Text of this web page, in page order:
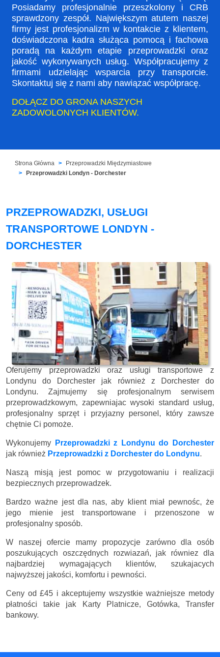
Posiadamy profesjonalnie przeszkolony i CRB
sprawdzony zespół. Największym atutem naszej
firmy jest profesjonalizm w kontakcie z klientem,
doświadczona kadra służąca pomocą i fachowa
poradą na każdym etapie przeprowadzki oraz
jakość wykonywanych usług. Współpracujemy z
firmami udzielając wsparcia przy transporcie.
Skontaktuj się z nami aby nawiązać współpracę.
DOŁĄCZ DO GRONA NASZYCH
ZADOWOLONYCH KLIENTÓW.
Strona Główna
Przeprowadzki Międzymiastowe
Przeprowadzki Londyn - Dorchester
PRZEPROWADZKI, USŁUGI
TRANSPORTOWE LONDYN -
DORCHESTER
Oferujemy przeprowadzki oraz usługi transportowe z
Londynu do Dorchester jak również z Dorchester do
Londynu. Zajmujemy się profesjonalnym serwisem
przeprowadzkowym, zapewniajac wysoki standard usług,
profesjonalny sprzęt i przyjazny personel, który zawsze
chętnie Ci pomoże.
Wykonujemy
Przeprowadzki z Londynu do Dorchester
jak również Przeprowadzki z Dorchester do Londynu.
Naszą misją jest pomoc w przygotowaniu i realizacji
bezpiecznych przeprowadzek.
Bardzo ważne jest dla nas, aby klient miał pewnośc, że
jego mienie jest transportowane i przenoszone w
profesjonalny sposób.
W naszej ofercie mamy propozycje zarówno dla osób
poszukujących oszczędnych rozwiazań, jak równiez dla
najbardziej wymagających klientów, szukajacych
najwyższej jakości, komfortu i pewności.
Ceny od £45 i akceptujemy wszystkie ważniejsze metody
płatności takie jak Karty Platnicze, Gotówka, Transfer
bankowy.